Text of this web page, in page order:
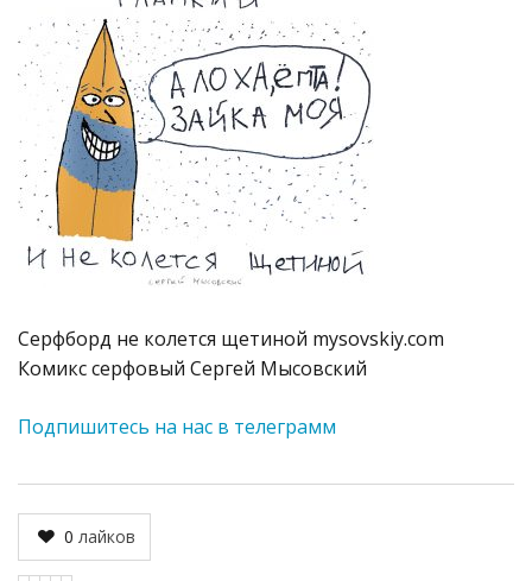
Серфборд не колется щетиной mysovskiy.com
Комикс серфовый Сергей Мысовский
Подпишитесь на нас в телеграмм
0 лайков